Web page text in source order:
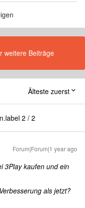
weitere Beiträge
Älteste zuerst
2 / 2
Forum|Forum|1 year ago
3Play kaufen und ein
als jetzt?